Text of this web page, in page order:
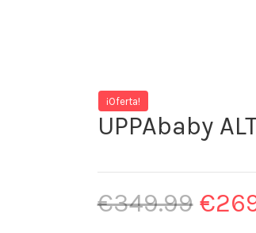
¡Oferta!
UPPAbaby
€349.99 €